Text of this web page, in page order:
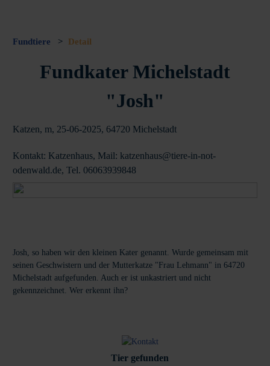
Fundtiere > Detail
Fundkater Michelstadt
"Josh"
Katzen, m, 25-06-2025, 64720 Michelstadt
Kontakt: Katzenhaus, Mail: katzenhaus@tiere-in-not-
odenwald.de, Tel. 06063939848
Josh, so haben wir den kleinen Kater genannt. Wurde gemeinsam mit
seinen Geschwistern und der Mutterkatze "Frau Lehmann" in 64720
Michelstadt aufgefunden. Auch er ist unkastriert und nicht
gekennzeichnet. Wer erkennt ihn?
Tier gefunden